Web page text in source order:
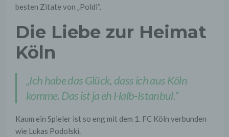
besten Zitate von „Poldi“.
Die Liebe zur Heimat
Köln
„Ich habe das Glück, dass ich aus Köln
komme. Das ist ja eh Halb-Istanbul.“
Kaum ein Spieler ist so eng mit dem 1. FC Köln verbunden
wie Lukas Podolski.